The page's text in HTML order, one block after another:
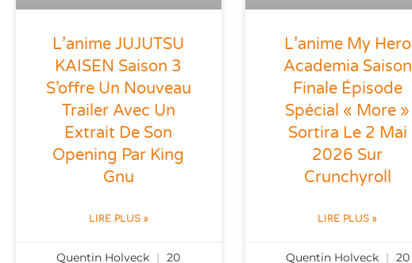
L’anime JUJUTSU
KAISEN Saison 3
S’offre Un Nouveau
Trailer Avec Un
Extrait De Son
Opening Par King
Gnu
LIRE PLUS »
Quentin Holveck
20
L’anime My Hero
Academia Saison
Finale Épisode
Spécial « More »
Sortira Le 2 Mai
2026 Sur
Crunchyroll
LIRE PLUS »
Quentin Holveck
20